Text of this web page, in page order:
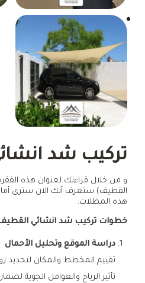
تركيب شد
و من خلال قراءتك لعنوان هذه
القطيف) ستعرف أنك الان سترى
هذه المظلات:
خطوات تركيب شد انشائي
دراسة الموقع وتحليل الأحمال
تقييم المخطط والمكان لتحديد
تأثير الرياح والعوامل الجوية